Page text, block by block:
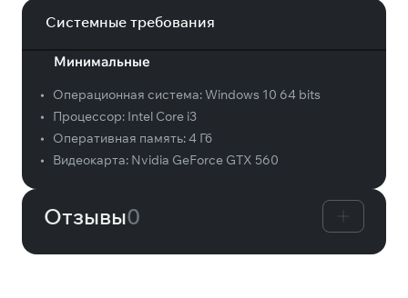
Системные требования
Минимальные
• Операционная система:Windows 10 64 bits
•
Процессор: Intel Core i3
•
Оперативная память:4 Гб
•
Видеокарта: Nvidia GeForce GTX 560
Отзывы0